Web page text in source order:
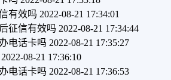
有效吗 2022-08-21 17:34:01
征信有效吗 2022-08-21 17:34:44
电话卡吗 2022-08-21 17:35:27
2022-08-21 17:36:10
电话卡吗 2022-08-21 17:36:53